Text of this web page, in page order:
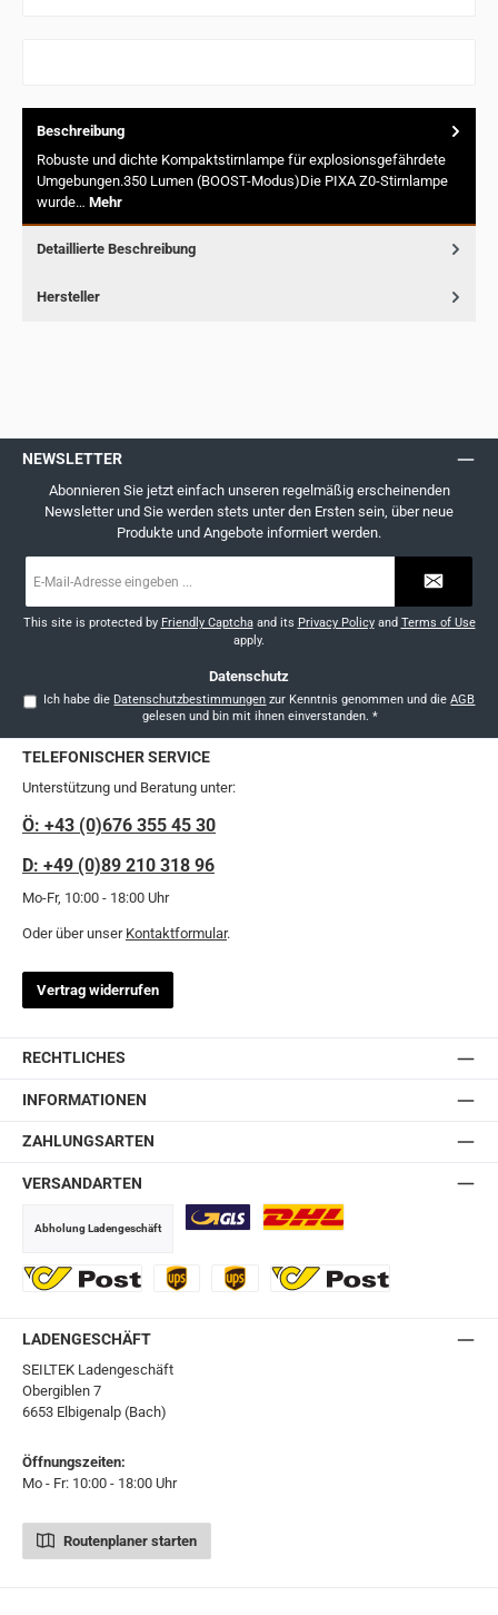
Beschreibung
Robuste und dichte Kompaktstirnlampe für explosionsgefährdete
Umgebungen.350 Lumen (BOOST-Modus)Die PIXA Z0-Stirnlampe
wurde… Mehr
Detaillierte Beschreibung
Hersteller
NEWSLETTER
Abonnieren Sie jetzt einfach unseren regelmäßig erscheinenden
Newsletter und Sie werden stets unter den Ersten sein, über neue
Produkte und Angebote informiert werden.
Mail-
*
This site is protected by Friendly Captchaand its Privacy Policyand Terms of Use
apply.
Datenschutz
Ich habe die Datenschutzbestimmungen zur Kenntnis genommen und dieAGB
gelesen und bin mit ihnen einverstanden. *
TELEFONISCHER SERVICE
Unterstützung und Beratung unter:
Ö: +43 (0)676 355 45 30
D: +49 (0)89 210 318 96
Mo-Fr, 10:00 - 18:00 Uhr
Oder über unser Kontaktformular.
Vertrag widerrufen
RECHTLICHES
INFORMATIONEN
ZAHLUNGSARTEN
VERSANDARTEN
Abholung Ladengeschäft
LADENGESCHÄFT
SEILTEK Ladengeschäft
Obergiblen 7
6653 Elbigenalp (Bach)
Öffnungszeiten:
Mo - Fr: 10:00 - 18:00 Uhr
Routenplaner starten